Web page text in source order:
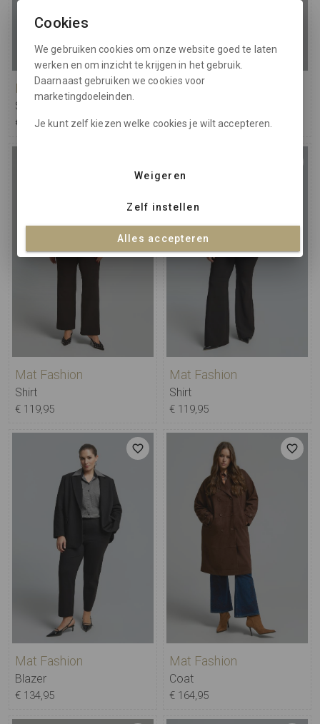
Mat Fashion
Shirt
€ 84,95
Mat Fashion
€ 124,95
Mat Fashion
Shirt
€ 119,95
Mat Fashion
Shirt
€ 119,95
Mat Fashion
Blazer
€ 134,95
Mat Fashion
Coat
€ 164,95
Cookies
We gebruiken cookies om onze website goed te laten
werken en om inzicht te krijgen in het gebruik.
Daarnaast gebruiken we cookies voor
marketingdoeleinden.
Je kunt zelf kiezen welke cookies je wilt accepteren.
Weigeren
Zelf instellen
Alles accepteren